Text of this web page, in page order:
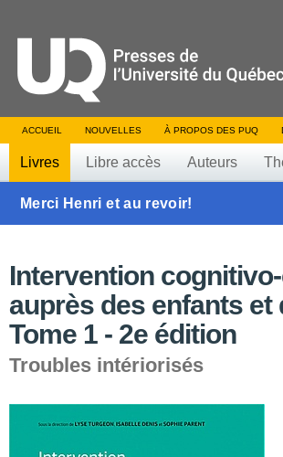
ACCUEIL NOUVELLES À PROPOS DES PUQ
Livres Libre accès Auteurs
Merci Henri et au revoir!
Intervention
auprès des enfants et
Tome 1 - 2e édition
Troubles intériorisés